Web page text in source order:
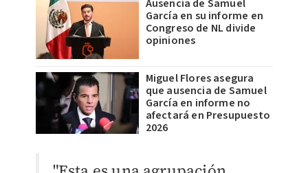
Ausencia de Samuel
García en su informe en
Congreso de NL divide
opiniones
Miguel Flores asegura
que ausencia de Samuel
García en informe no
afectará en Presupuesto
2026